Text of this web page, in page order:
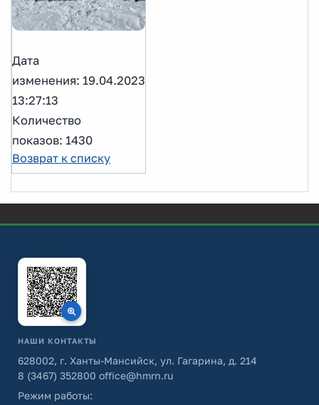
Дата
изменения: 19.04.2023
13:27:13
Количество
показов: 1430
Возврат к списку
НАШИ КОНТАКТЫ
628002, г. Ханты-Мансийск, ул. Гагарина, д. 214
8 (3467) 352800 office@hmrn.ru
Режим работы: